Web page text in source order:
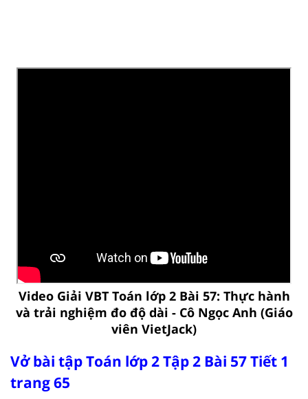
Video Giải VBT Toán lớp 2 Bài 57: Thực hành
và trải nghiệm đo độ dài - Cô Ngọc Anh (Giáo
viên VietJack)
Vở bài tập Toán lớp 2 Tập 2 Bài 57 Tiết 1
trang 65